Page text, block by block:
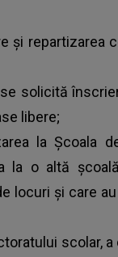
şi repartizarea
solicită
libere;
la Şcoala
la o altă
locuri şi care
scolar,